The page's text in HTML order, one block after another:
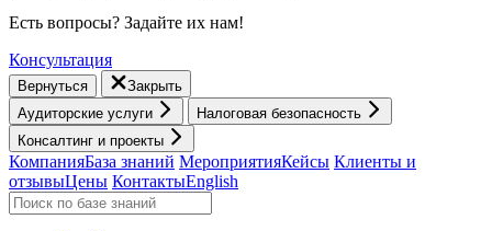
Есть вопросы? Задайте их нам!
Консультация
Вернуться
Закрыть
Аудиторские услуги
Налоговая безопасность
Консалтинг и проекты
КомпанияБаза знаний МероприятияКейсы Клиенты и
отзывыЦены КонтактыEnglish